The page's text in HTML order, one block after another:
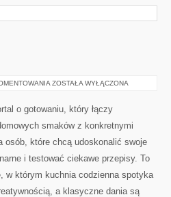
ŚNIADANIA
ZOSTAŁA WYŁĄCZONA
o gotowaniu, który łączy
smaków z konkretnymi
osób, które chcą udoskonalić swoje
i testować ciekawe przepisy. To
w którym kuchnia codzienna spotyka
a klasyczne dania są